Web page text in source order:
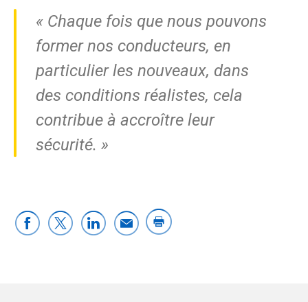
« Chaque fois que nous pouvons
former nos conducteurs, en
particulier les nouveaux, dans
des conditions réalistes, cela
contribue à accroître leur
sécurité. »